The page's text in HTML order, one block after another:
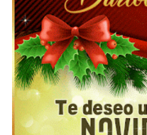
Feliz Navidad y próspero